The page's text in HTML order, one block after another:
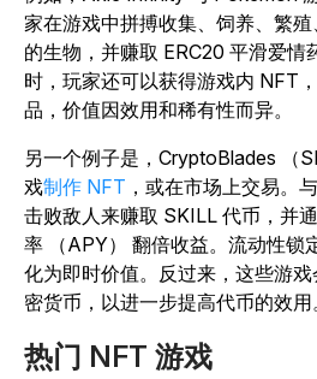
家在游戏中拼搏收集、饲养、繁
的生物，并赚取 ERC20 平滑爱情
时，玩家还可以获得游戏内 NFT
品，价值因效用和稀有性而异。
另一个例子是，CryptoBlades （
戏制作 NFT ，或在市场上交易。
击败敌人来赚取 SKILL 代币，并
率 （APY） 翻倍收益。流动性锁
化为即时价值。反过来，这些游
密货币，以进一步提高代币的效用
热门 NFT 游戏